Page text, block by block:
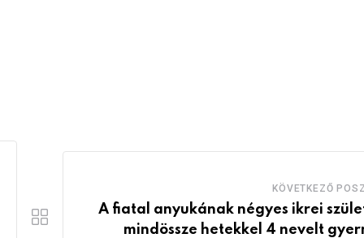
KÖVETKEZŐ
A fiatal anyukának négyes ikrei
mindössze hetekkel 4 nevelt